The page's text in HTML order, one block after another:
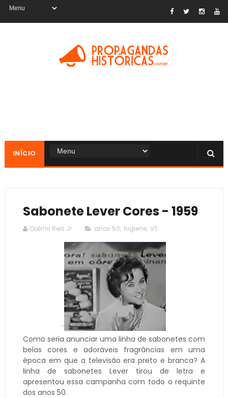
INÍCIO
Sabonete Lever Cores - 1959
Dalmir Reis Jr. anos 50, higiene, VT
`
Como seria anunciar uma linha de sabonetes com
belas cores e adoráveis fragrâncias em uma
época em que a televisão era preto e branca? A
linha de sabonetes Lever tirou de letra e
apresentou essa campanha com todo o requinte
dos anos 50.